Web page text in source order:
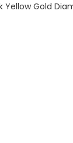
Yellow Gold